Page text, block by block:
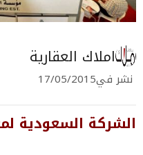
املاك العقارية
نشر في17/05/2015
الشركة السعودية